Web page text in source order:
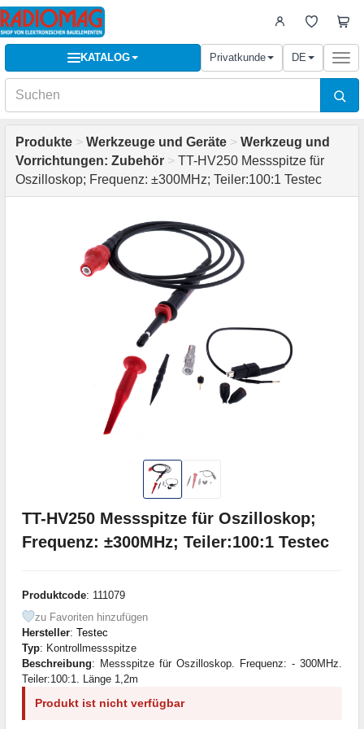
KATALOG Privatkunde DE
Produkte > Werkzeuge und Geräte > Werkzeug und
Vorrichtungen: Zubehör > TT-HV250 Messspitze für
Oszilloskop; Frequenz: ±300MHz; Teiler:100:1 Testec
TT-HV250 Messspitze für Oszilloskop;
Frequenz: ±300MHz; Teiler:100:1 Testec
Produktcode: 111079
zu Favoriten hinzufügen
Hersteller: Testec
Typ: Kontrollmessspitze
Beschreibung: Messspitze für Oszilloskop. Frequenz: - 300MHz.
Teiler:100:1. Länge 1,2m
Produkt ist nicht verfügbar